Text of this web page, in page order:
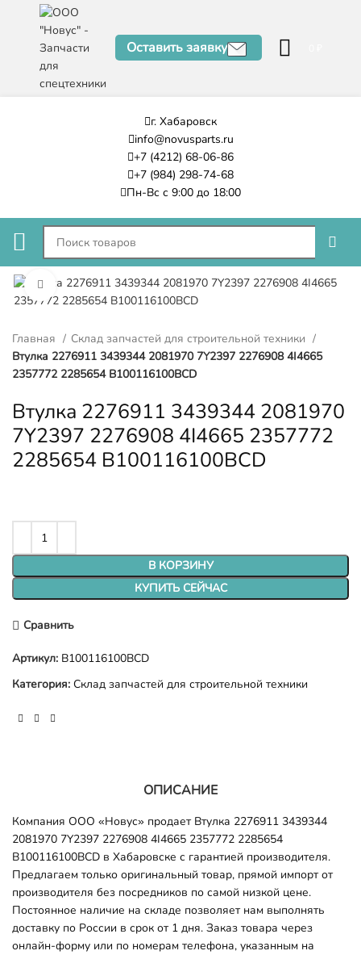
Оставить заявку
г. Хабаровск
info@novusparts.ru
+7 (4212) 68-06-86
+7 (984) 298-74-68
Пн-Вс с 9:00 до 18:00
Нажмите, чтобы увеличить
Главная
Склад запчастей для строительной техники
Втулка 2276911 3439344 2081970 7Y2397 2276908 4I4665
2357772 2285654 B100116100BCD
Втулка 2276911 3439344 2081970
7Y2397 2276908 4I4665 2357772
2285654 B100116100BCD
В КОРЗИНУ
КУПИТЬ СЕЙЧАС
Сравнить
Артикул: B100116100BCD
Категория: Склад запчастей для строительной техники
ОПИСАНИЕ
Компания ООО «Новус» продает Втулка 2276911 3439344
2081970 7Y2397 2276908 4I4665 2357772 2285654
B100116100BCD в Хабаровске с гарантией производителя.
Предлагаем только оригинальный товар, прямой импорт от
производителя без посредников по самой низкой цене.
Постоянное наличие на складе позволяет нам выполнять
доставку по России в срок от 1 дня. Заказ товара через
онлайн-форму или по номерам телефона, указанным на